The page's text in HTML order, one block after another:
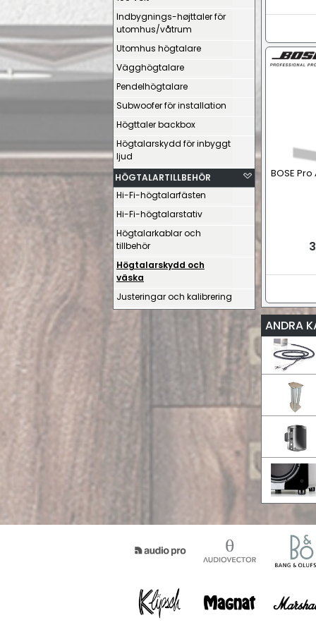
Indbygnings-højttaler för
utomhus/våtrum
Utomhus högtalare
Vägghögtalare
Pendelhögtalare
Subwoofer för installation
Högttaler backbox
Högtalarskydd för inbyggt
ljud
HÖGTALARTILLBEHÖR
Hi-Fi-högtalarfästen
Hi-Fi-högtalarstativ
Högtalarkablar och
tillbehör
Högtalarskydd och
väska
Justeringar och kalibrering
BOSE
ANDRA